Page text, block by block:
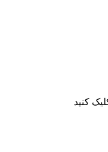
کنید